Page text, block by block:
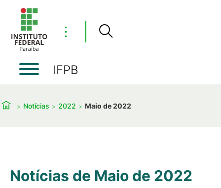
⋮
IFPB
Notícias 2022 Maio de 2022
Notícias de Maio de 2022